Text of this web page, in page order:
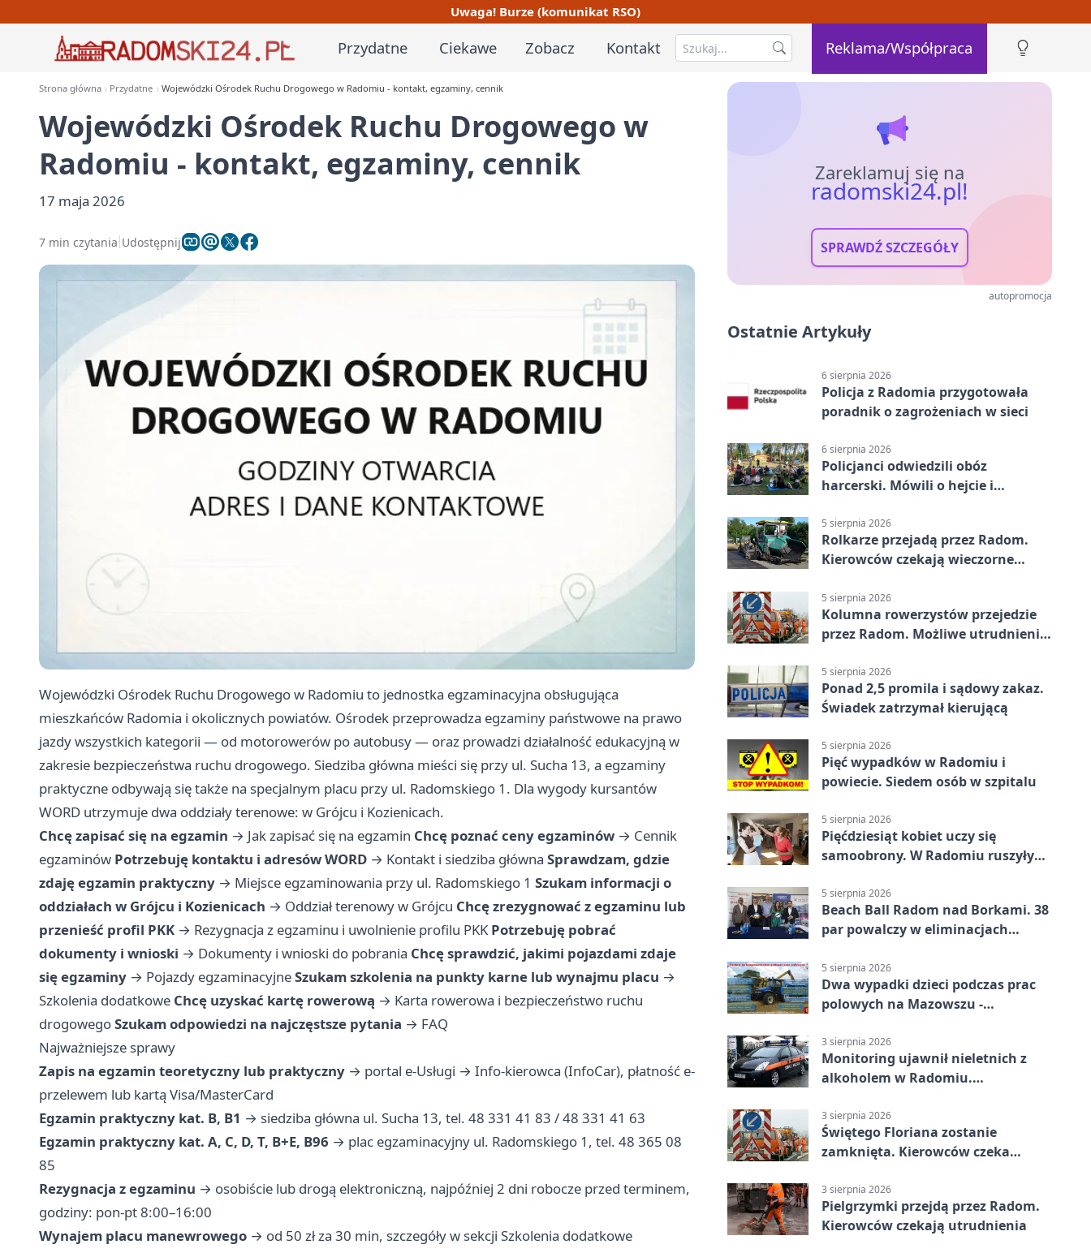
Uwaga! Burze (komunikat RSO)
Przydatne Ciekawe Zobacz Kontakt Reklama/Współpraca
Strona główna Przydatne Wojewódzki Ośrodek Ruchu Drogowego w Radomiu - kontakt, egzaminy, cennik
Wojewódzki Ośrodek Ruchu Drogowego w
Radomiu - kontakt, egzaminy, cennik
17 maja 2026
7 min czytania Udostępnij
Wojewódzki Ośrodek Ruchu Drogowego w Radomiu to jednostka egzaminacyjna obsługująca
mieszkańców Radomia i okolicznych powiatów. Ośrodek przeprowadza egzaminy państwowe na prawo
jazdy wszystkich kategorii — od motorowerów po autobusy — oraz prowadzi działalność edukacyjną w
zakresie bezpieczeństwa ruchu drogowego. Siedziba główna mieści się przy ul. Sucha 13, a egzaminy
praktyczne odbywają się także na specjalnym placu przy ul. Radomskiego 1. Dla wygody kursantów
WORD utrzymuje dwa oddziały terenowe: w Grójcu i Kozienicach.
Chcę zapisać się na egzamin → Jak zapisać się na egzamin Chcę poznać ceny egzaminów → Cennik
egzaminów Potrzebuję kontaktu i adresów WORD → Kontakt i siedziba główna Sprawdzam, gdzie
zdaję egzamin praktyczny → Miejsce egzaminowania przy ul. Radomskiego 1 Szukam informacji o
oddziałach w Grójcu i Kozienicach → Oddział terenowy w Grójcu Chcę zrezygnować z egzaminu lub
przenieść profil PKK → Rezygnacja z egzaminu i uwolnienie profilu PKK Potrzebuję pobrać
dokumenty i wnioski → Dokumenty i wnioski do pobrania Chcę sprawdzić, jakimi pojazdami zdaje
się egzaminy → Pojazdy egzaminacyjneSzukam szkolenia na punkty karne lub wynajmu placu →
Szkolenia dodatkowe Chcę uzyskać kartę rowerową → Karta rowerowa i bezpieczeństwo ruchu
drogowegoSzukam odpowiedzi na najczęstsze pytania → FAQ
Najważniejsze sprawy
Zapis na egzamin teoretyczny lub praktyczny → portal e-Usługi → Info-kierowca (InfoCar), płatność e-
przelewem lub kartą Visa/MasterCard
Egzamin praktyczny kat. B, B1 → siedziba główna ul. Sucha 13, tel. 48 331 41 83 / 48 331 41 63
Egzamin praktyczny kat. A, C, D, T, B+E, B96 → plac egzaminacyjny ul. Radomskiego 1, tel. 48 365 08
85
Rezygnacja z egzaminu → osobiście lub drogą elektroniczną, najpóźniej 2 dni robocze przed terminem,
godziny: pon-pt 8:00–16:00
Wynajem placu manewrowego → od 50 zł za 30 min, szczegóły w sekcji Szkolenia dodatkowe
Zareklamuj się na
radomski24.pl!
SPRAWDŹ SZCZEGÓŁY
autopromocja
Ostatnie Artykuły
6 sierpnia 2026
Policja z Radomia przygotowała
poradnik o zagrożeniach w sieci
6 sierpnia 2026
Policjanci odwiedzili obóz
harcerski. Mówili o hejcie i
5 sierpnia 2026
Rolkarze przejadą przez Radom.
Kierowców czekają wieczorne
5 sierpnia 2026
Kolumna rowerzystów przejedzie
przez Radom. Możliwe utrudnienia
5 sierpnia 2026
Ponad 2,5 promila i sądowy zakaz.
Świadek zatrzymał kierującą
5 sierpnia 2026
Pięć wypadków w Radomiu i
powiecie. Siedem osób w szpitalu
5 sierpnia 2026
Pięćdziesiąt kobiet uczy się
samoobrony. W Radomiu ruszyły
5 sierpnia 2026
Beach Ball Radom nad Borkami. 38
par powalczy w eliminacjach
5 sierpnia 2026
Dwa wypadki dzieci podczas prac
polowych na Mazowszu -
3 sierpnia 2026
Monitoring ujawnił nieletnich z
alkoholem w Radomiu.
3 sierpnia 2026
Świętego Floriana zostanie
zamknięta. Kierowców czeka
3 sierpnia 2026
Pielgrzymki przejdą przez Radom.
Kierowców czekają utrudnienia